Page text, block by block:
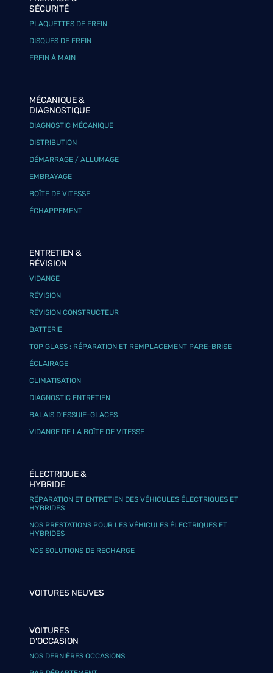
SÉCURITÉ
PLAQUETTES DE FREIN
DISQUES DE FREIN
FREIN À MAIN
MÉCANIQUE &
DIAGNOSTIQUE
DIAGNOSTIC MÉCANIQUE
DISTRIBUTION
DÉMARRAGE / ALLUMAGE
EMBRAYAGE
BOÎTE DE VITESSE
ÉCHAPPEMENT
ENTRETIEN &
RÉVISION
VIDANGE
RÉVISION
RÉVISION CONSTRUCTEUR
BATTERIE
TOP GLASS : RÉPARATION ET REMPLACEMENT PARE-BRISE
ÉCLAIRAGE
CLIMATISATION
DIAGNOSTIC ENTRETIEN
BALAIS D’ESSUIE-GLACES
VIDANGE DE LA BOÎTE DE VITESSE
ÉLECTRIQUE &
HYBRIDE
RÉPARATION ET ENTRETIEN DES VÉHICULES ÉLECTRIQUES ET
HYBRIDES
NOS PRESTATIONS POUR LES VÉHICULES ÉLECTRIQUES ET
HYBRIDES
NOS SOLUTIONS DE RECHARGE
VOITURES NEUVES
VOITURES
D'OCCASION
NOS DERNIÈRES OCCASIONS